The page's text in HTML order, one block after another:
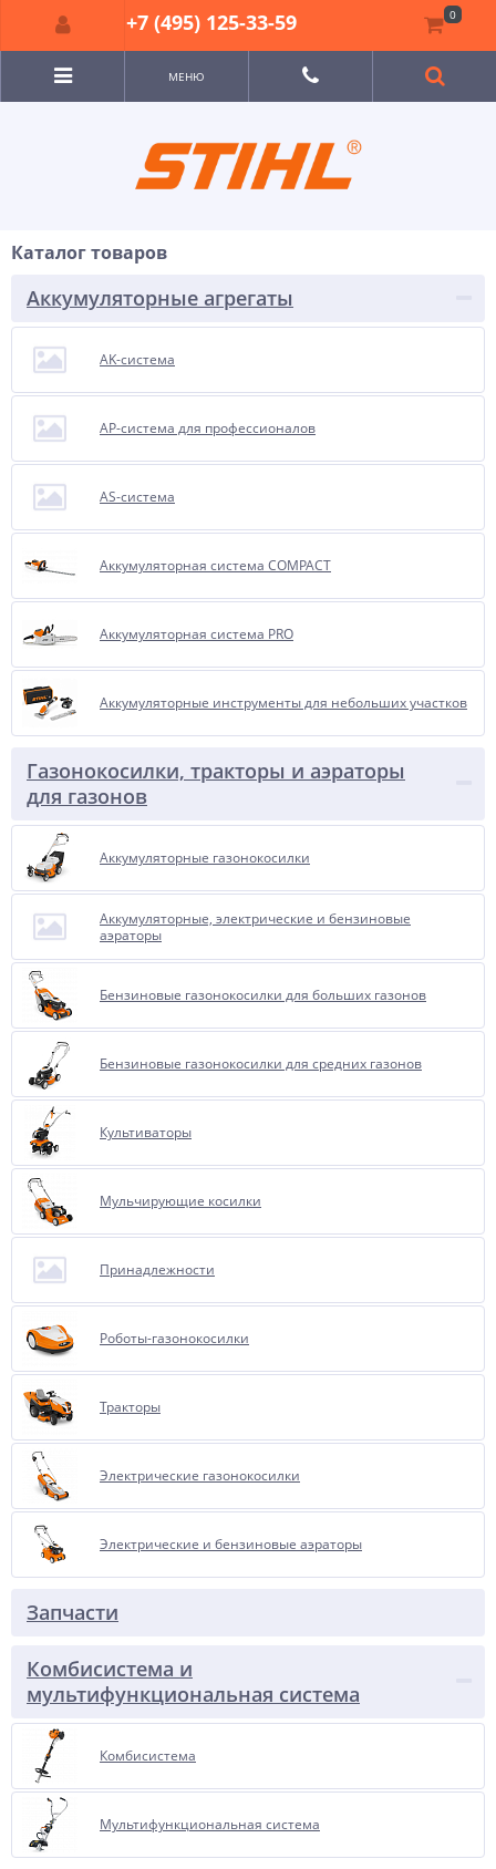
МЕНЮ
Каталог товаров
Аккумуляторные агрегаты
AK-система
AP-система для профессионалов
AS-система
Аккумуляторная система COMPACT
Аккумуляторная система PRO
Аккумуляторные инструменты для небольших участков
Газонокосилки, тракторы и аэраторы
для газонов
Аккумуляторные газонокосилки
Аккумуляторные, электрические и бензиновые
аэраторы
Бензиновые газонокосилки для больших газонов
Бензиновые газонокосилки для средних газонов
Культиваторы
Мульчирующие косилки
Принадлежности
Роботы-газонокосилки
Тракторы
Электрические газонокосилки
Электрические и бензиновые аэраторы
Запчасти
Комбисистема и
мультифункциональная система
Комбисистема
Мультифункциональная система
+7 (495) 125-33-59 0